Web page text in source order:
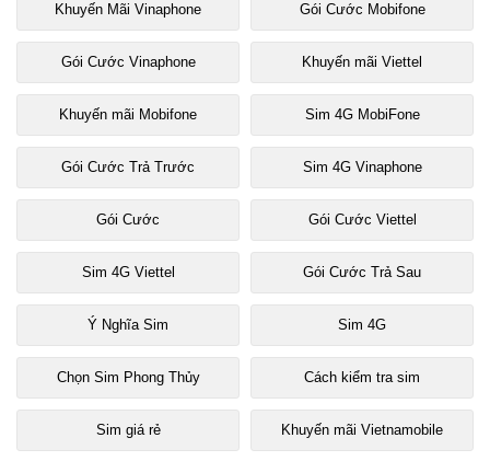
Khuyến Mãi Vinaphone Gói Cước Mobifone
Gói Cước Vinaphone Khuyến mãi Viettel
Khuyến mãi Mobifone Sim 4G MobiFone
Gói Cước Trả Trước Sim 4G Vinaphone
Gói Cước Gói Cước Viettel
Sim 4G Viettel Gói Cước Trả Sau
Ý Nghĩa Sim Sim 4G
Chọn Sim Phong Thủy Cách kiểm tra sim
Sim giá rẻ Khuyến mãi Vietnamobile